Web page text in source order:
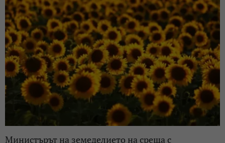
Министърът на земеделието на среща с